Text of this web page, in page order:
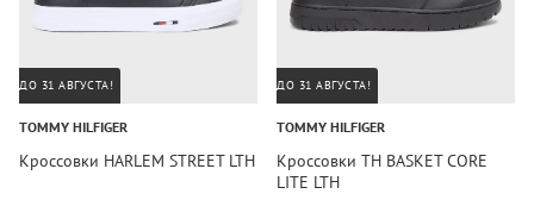
ДО 31 АВГУСТА!
TOMMY HILFIGER
Кроссовки HARLEM STREET LTH
ДО 31 АВГУСТА!
TOMMY HILFIGER
Кроссовки TH BASKET CORE
LITE LTH